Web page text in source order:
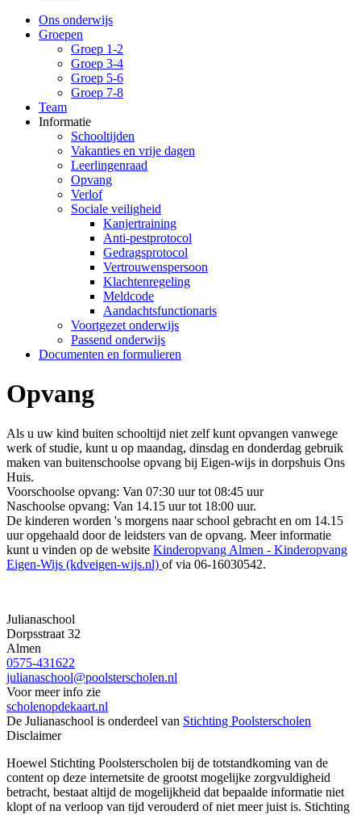
Ons onderwijs
Groepen
Groep 1-2
Groep 3-4
Groep 5-6
Groep 7-8
Team
Informatie
Schooltijden
Vakanties en vrije dagen
Leerlingenraad
Opvang
Verlof
Sociale veiligheid
Kanjertraining
Anti-pestprotocol
Gedragsprotocol
Vertrouwenspersoon
Klachtenregeling
Meldcode
Aandachtsfunctionaris
Voortgezet onderwijs
Passend onderwijs
Documenten en formulieren
Opvang
Als u uw kind buiten schooltijd niet zelf kunt opvangen vanwege
werk of studie, kunt u op maandag, dinsdag en donderdag gebruik
maken van buitenschoolse opvang bij Eigen-wijs in dorpshuis Ons
Huis.
Voorschoolse opvang: Van 07:30 uur tot 08:45 uur
Naschoolse opvang: Van 14.15 uur tot 18:00 uur.
De kinderen worden 's morgens naar school gebracht en om 14.15
uur opgehaald door de leidsters van de opvang. Meer informatie
kunt u vinden op de website Kinderopvang Almen - Kinderopvang
Eigen-Wijs (kdveigen-wijs.nl) of via 06-16030542.
Julianaschool
Dorpsstraat 32
Almen
0575-431622
julianaschool@poolsterscholen.nl
Voor meer info zie
scholenopdekaart.nl
De Julianaschool is onderdeel van Stichting Poolsterscholen
Disclaimer
Hoewel Stichting Poolsterscholen bij de totstandkoming van de
content op deze internetsite de grootst mogelijke zorgvuldigheid
betracht, bestaat altijd de mogelijkheid dat bepaalde informatie niet
klopt of na verloop van tijd verouderd of niet meer juist is. Stichting